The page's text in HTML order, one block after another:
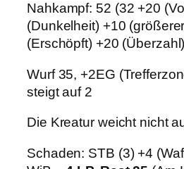
Nahkampf: 52 (32 +20
(Dunkelheit) +10
(Erschöpft) +20
Wurf 35, +2EG
steigt auf 2
Die Kreatur weicht nicht
Schaden: STB (3) +4